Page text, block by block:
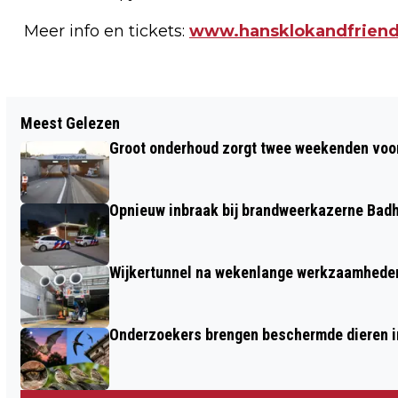
Meer info en tickets:
PRIDE AT THE BEACH KLEURT
ZANDVOORT MET LOVE
Meest Gelezen
Groot onderhoud zorgt twee weekenden
Opnieuw inbraak bij brandweerkazerne
Wijkertunnel na wekenlange
Onderzoekers brengen beschermde